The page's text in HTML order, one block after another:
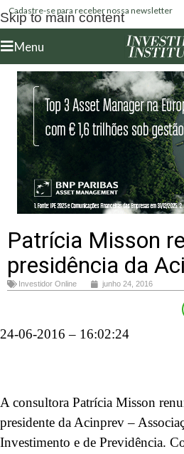
Skip to main content
Cadastre-se para receber nossa newsletter
Menu
Patrícia Misson
presidência da
Investidor Online junho 24, 2016
24-06-2016 – 16:02:24
A consultora Patrícia Misson
presidente da Acinprev –
Investimento e de Previdência.